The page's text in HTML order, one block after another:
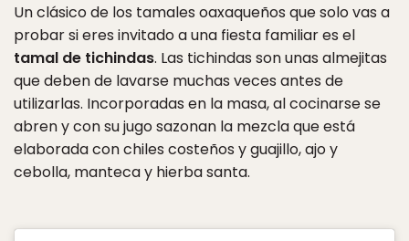
Un clásico de los tamales oaxaqueños que solo vas a
probar si eres invitado a una fiesta familiar es el
tamal de tichindas. Las tichindas son unas almejitas
que deben de lavarse muchas veces antes de
utilizarlas. Incorporadas en la masa, al cocinarse se
abren y con su jugo sazonan la mezcla que está
elaborada con chiles costeños y guajillo, ajo y
cebolla, manteca y hierba santa.